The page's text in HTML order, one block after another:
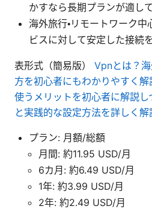
かすなら長期プランが適し
海外旅行・リモートワーク
ビスに対して安定した接続
表形式（簡易版） Vpnとは？海
方を初心者にもわかりやすく
使うメリットを初心者に解説
と実践的な設定方法を詳しく解
プラン: 月額/総額
月間: 約11.95 USD/月
6カ月: 約6.49 USD/月
1年: 約3.99 USD/月
2年: 約2.49 USD/月